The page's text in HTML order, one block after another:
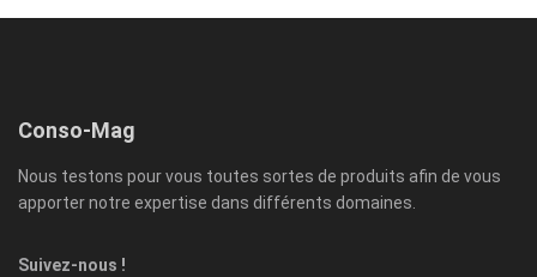
Conso-Mag
Nous testons pour vous toutes sortes de produits afin de vous
apporter notre expertise dans différents domaines.
Suivez-nous !